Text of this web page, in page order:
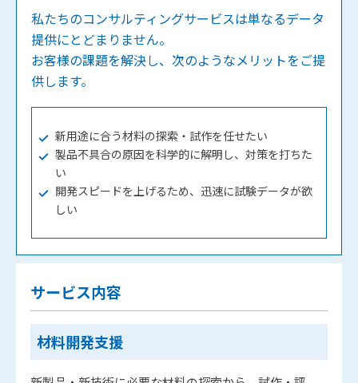
私たちのコンサルティングサービスは単なるデータ
提供にとどまりません。
お客様の課題を解決し、次のようなメリットをご提
供します。
新用途に合う材料の探索・試作を任せたい
製品不具合の原因を科学的に解明し、対策を打ちた
い
開発スピードを上げるため、迅速に試験データが欲
しい
サービス内容
材料開発支援